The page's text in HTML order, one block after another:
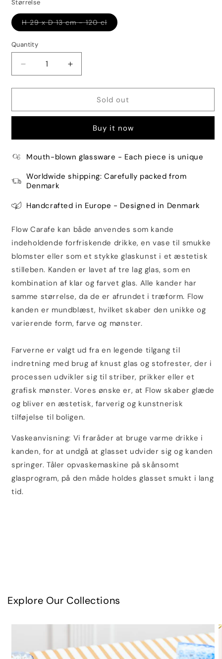
Størrelse
H 29 x D 13 cm - 120 clVariant
sold
Quantity
Quantity
Decrease
quantity
for
Karaffel
W.
Orange
Stripes
Increase
quantity
for
Karaffel
Green
W.
Orange
Stripes
Sold out
Buy it now
Mouth-blown glassware - Each piece is unique
Worldwide shipping: Carefully packed from
Denmark
Handcrafted in Europe - Designed in Denmark
Flow Carafe kan både anvendes som kande
indeholdende forfriskende drikke, en vase til smukke
blomster eller som et stykke glaskunst i et æstetisk
stilleben. Kanden er lavet af tre lag glas, som en
kombination af klar og farvet glas. Alle kander har
samme størrelse, da de er afrundet i træform. Flow
kanden er mundblæst, hvilket skaber den unikke og
varierende form, farve og mønster.
Farverne er valgt ud fra en legende tilgang til
indretning med brug af knust glas og stofrester, der i
processen udvikler sig til striber, prikker eller et
grafisk mønster. Vores ønske er, at Flow skaber glæde
og bliver en æstetisk, farverig og kunstnerisk
tilføjelse til boligen.
Vaskeanvisning: Vi fraråder at bruge varme drikke i
kanden, for at undgå at glasset udvider sig og kanden
springer. Tåler opvaskemaskine på skånsomt
glasprogram, på den måde holdes glasset smukt i lang
tid.
Explore Our Collections